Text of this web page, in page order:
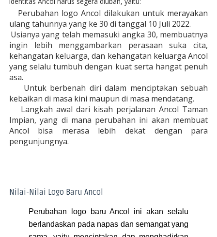
Perubahan logo Ancol dilakukan untuk merayakan
ulang tahunnya yang ke 30 di tanggal 10 Juli 2022.
Usianya yang telah memasuki angka 30, membuatnya
ingin lebih menggambarkan perasaan suka cita,
kehangatan keluarga, dan kehangatan keluarga Ancol
yang selalu tumbuh dengan kuat serta hangat penuh
asa.
Untuk berbenah diri dalam menciptakan sebuah
kebaikan di masa kini maupun di masa mendatang.
Langkah awal dari kisah perjalanan Ancol Taman
Impian, yang di mana perubahan ini akan membuat
Ancol bisa merasa lebih dekat dengan para
pengunjungnya.
Nilai-Nilai Logo Baru Ancol
Perubahan logo baru Ancol ini akan selalu
berlandaskan pada napas dan semangat yang